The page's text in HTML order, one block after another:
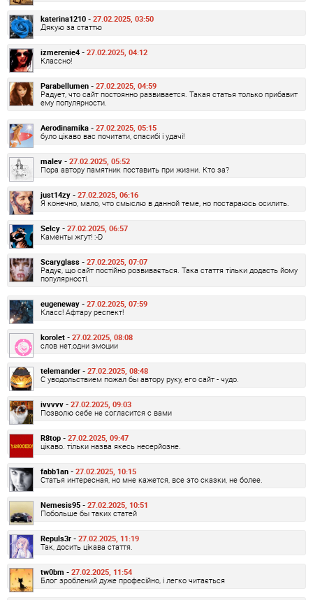
katerina1210 - 27.02.2025, 03:50
Дякую за статтю
izmerenie4 - 27.02.2025, 04:12
Классно!
Parabellumen - 27.02.2025, 04:59
Радует, что сайт постоянно развивается. Такая статья только прибавит
ему популярности.
Aerodinamika - 27.02.2025, 05:15
було цікаво вас почитати, спасибі і удачі!
malev - 27.02.2025, 05:52
Пора автору памятник поставить при жизни. Кто за?
just14zy - 27.02.2025, 06:16
Я конечно, мало, что смыслю в данной теме, но постараюсь осилить.
Selcy - 27.02.2025, 06:57
Каменты жгут! :-D
Scaryglass - 27.02.2025, 07:07
Радує, що сайт постійно розвивається. Така стаття тільки додасть йому
популярності.
eugeneway - 27.02.2025, 07:59
Класс! Афтару респект!
korolet - 27.02.2025, 08:08
слов нет,одни эмоции
telemander - 27.02.2025, 08:48
С уводольствием пожал бы автору руку, его сайт - чудо.
ivvvvv - 27.02.2025, 09:03
Позволю себе не согласится с вами
R8top - 27.02.2025, 09:47
цікаво. тільки назва якесь несерйозне.
fabb1an - 27.02.2025, 10:15
Статья интересная, но мне кажется, все это сказки, не более.
Nemesis95 - 27.02.2025, 10:51
Побольше бы таких статей
Repuls3r - 27.02.2025, 11:19
Так, досить цікава стаття.
tw0bm - 27.02.2025, 11:54
Блог зроблений дуже професійно, і легко читається